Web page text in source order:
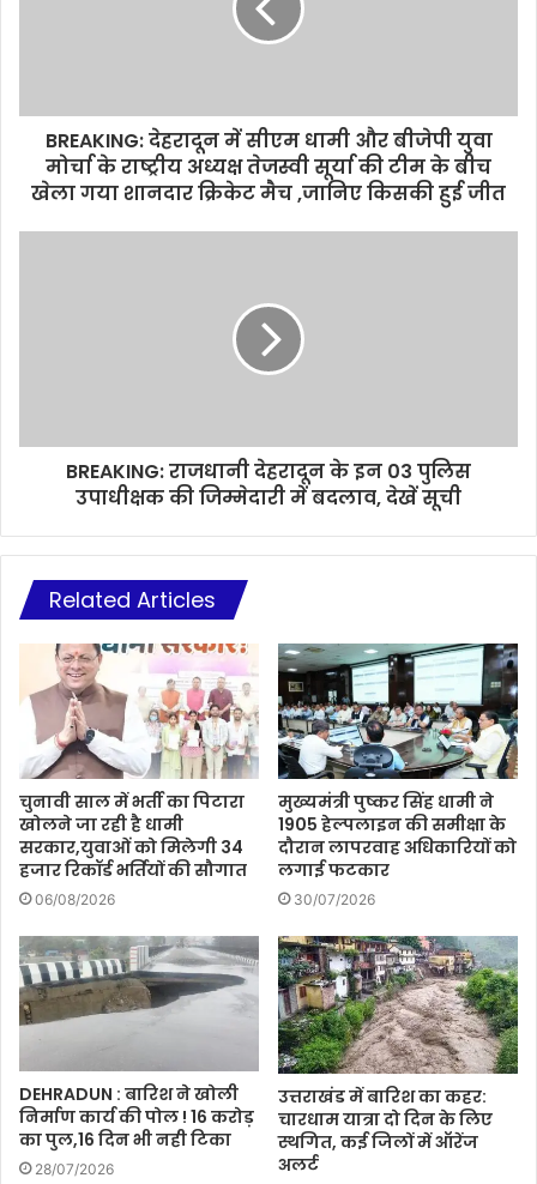
BREAKING: देहरादून में सीएम धामी और बीजेपी युवा
मोर्चा के राष्ट्रीय अध्यक्ष तेजस्वी सूर्या की टीम के बीच
खेला गया शानदार क्रिकेट मैच ,जानिए किसकी हुई जीत
BREAKING: राजधानी देहरादून के इन 03 पुलिस
उपाधीक्षक की जिम्मेदारी में बदलाव, देखें सूची
Related Articles
चुनावी साल में भर्ती का पिटारा
खोलने जा रही है धामी
सरकार,युवाओं को मिलेगी 34
हजार रिकॉर्ड भर्तियों की सौगात
06/08/2026
मुख्यमंत्री पुष्कर सिंह धामी ने
1905 हेल्पलाइन की समीक्षा के
दौरान लापरवाह अधिकारियों को
लगाई फटकार
30/07/2026
DEHRADUN : बारिश ने खोली
निर्माण कार्य की पोल ! 16 करोड़
का पुल,16 दिन भी नही टिका
28/07/2026
उत्तराखंड में बारिश का कहर:
चारधाम यात्रा दो दिन के लिए
स्थगित, कई जिलों में ऑरेंज
अलर्ट